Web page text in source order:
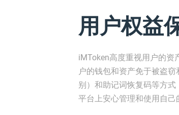
用户权益
iMToken高度重视用户的资
户的钱包和资产免于被盗
别）和助记词恢复码等方
平台上安心管理和使用自己